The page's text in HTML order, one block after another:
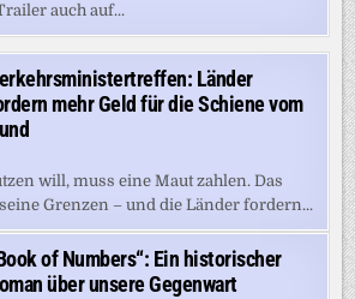
auch auf...
Länder
mehr Geld für die Schiene vom
will, muss eine Maut zahlen. Das
Grenzen – und die Länder fordern...
of Numbers“: Ein historischer
über unsere Gegenwart